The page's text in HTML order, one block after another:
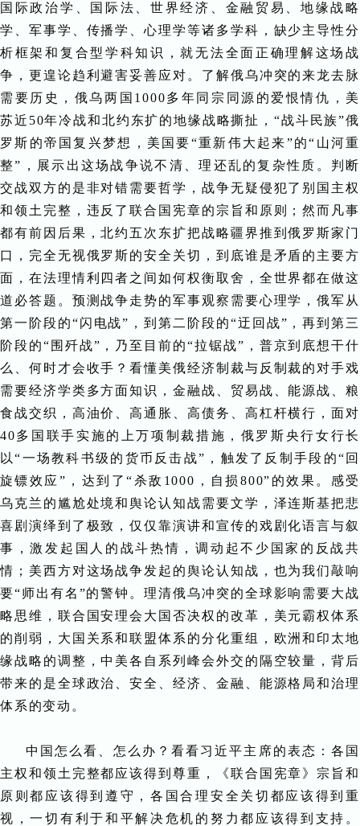
国际政治学、国际法、世界经济、金融贸易、地缘战略
学、军事学、传播学、心理学等诸多学科，缺少主导性分
析框架和复合型学科知识，就无法全面正确理解这场战
争，更遑论趋利避害妥善应对。了解俄乌冲突的来龙去脉
需要历史，俄乌两国1000多年同宗同源的爱恨情仇，美
苏近50年冷战和北约东扩的地缘战略撕扯，“战斗民族”俄
罗斯的帝国复兴梦想，美国要“重新伟大起来”的“山河重
整”，展示出这场战争说不清、理还乱的复杂性质。判断
交战双方的是非对错需要哲学，战争无疑侵犯了别国主权
和领土完整，违反了联合国宪章的宗旨和原则；然而凡事
都有前因后果，北约五次东扩把战略疆界推到俄罗斯家门
口，完全无视俄罗斯的安全关切，到底谁是矛盾的主要方
面，在法理情利四者之间如何权衡取舍，全世界都在做这
道必答题。预测战争走势的军事观察需要心理学，俄军从
第一阶段的“闪电战”，到第二阶段的“迂回战”，再到第三
阶段的“围歼战”，乃至目前的“拉锯战”，普京到底想干什
么、何时才会收手？看懂美俄经济制裁与反制裁的对手戏
需要经济学类多方面知识，金融战、贸易战、能源战、粮
食战交织，高油价、高通胀、高债务、高杠杆横行，面对
40多国联手实施的上万项制裁措施，俄罗斯央行女行长
以“一场教科书级的货币反击战”，触发了反制手段的“回
旋镖效应”，达到了“杀敌1000，自损800”的效果。感受
乌克兰的尴尬处境和舆论认知战需要文学，泽连斯基把悲
喜剧演绎到了极致，仅仅靠演讲和宣传的戏剧化语言与叙
事，激发起国人的战斗热情，调动起不少国家的反战共
情；美西方对这场战争发起的舆论认知战，也为我们敲响
要“师出有名”的警钟。理清俄乌冲突的全球影响需要大战
略思维，联合国安理会大国否决权的改革，美元霸权体系
的削弱，大国关系和联盟体系的分化重组，欧洲和印太地
缘战略的调整，中美各自系列峰会外交的隔空较量，背后
带来的是全球政治、安全、经济、金融、能源格局和治理
体系的变动。
中国怎么看、怎么办？看看习近平主席的表态：各国
主权和领土完整都应该得到尊重，《联合国宪章》宗旨和
原则都应该得到遵守，各国合理安全关切都应该得到重
视，一切有利于和平解决危机的努力都应该得到支持。